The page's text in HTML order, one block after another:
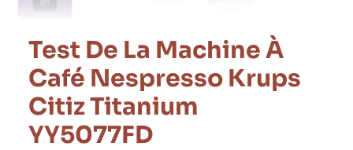
Test De La Machine À
Café Nespresso Krups
Citiz Titanium
YY5077FD